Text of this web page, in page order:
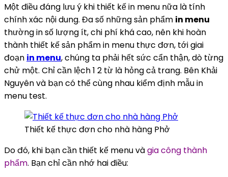
Một điều đáng lưu ý khi thiết kế in menu nữa là tính
chính xác nội dung. Đa số những sản phẩm in menu
thường in số lượng ít, chi phí khá cao, nên khi hoàn
thành thiết kế sản phẩm in menu thực đơn, tới giai
đoạn in menu, chúng ta phải hết sức cẩn thận, dò từng
chử một. Chỉ cần lệch 1 2 từ là hỏng cả trang. Bên Khải
Nguyên và bạn có thể cùng nhau kiểm định mẫu in
menu test.
Thiết kế thực đơn cho nhà hàng Phở
Do đó, khi bạn cần thiết kế menu vàgia công thành
phẩm. Bạn chỉ cần nhớ hai điều: